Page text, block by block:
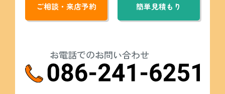
ご相談・来店予約 簡単見積もり
お電話でのお問い合わせ